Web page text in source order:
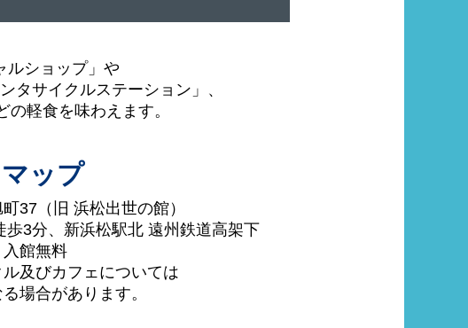
ルショップ」や
タサイクルステーション」、
軽食を味わえます。
ップ
37（旧 浜松出世の館）
歩3分、新浜松駅北 遠州鉄道高架下
館無料
及びカフェについては
場合があります。